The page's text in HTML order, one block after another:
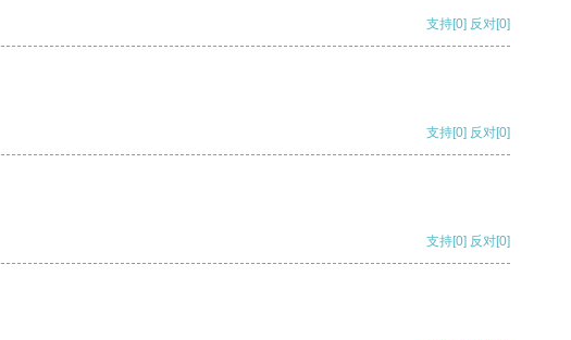
支持[0] 反对[0]
支持[0] 反对[0]
支持[0] 反对[0]